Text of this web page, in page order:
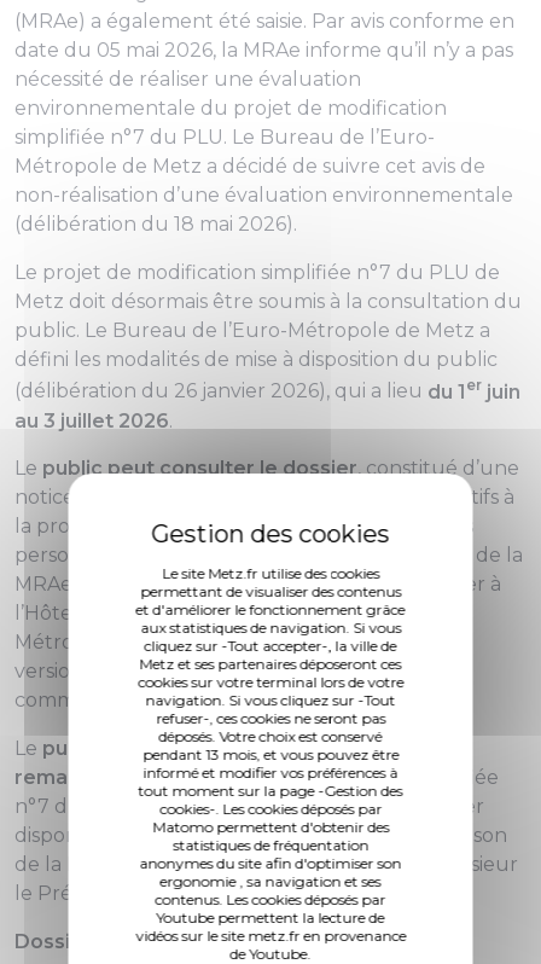
Le site Metz.fr utilise des cookies
permettant de visualiser des contenus
et d'améliorer le fonctionnement grâce
aux statistiques de navigation. Si vous
cliquez sur -Tout accepter-, la ville de
Metz et ses partenaires déposeront ces
cookies sur votre terminal lors de votre
navigation. Si vous cliquez sur -Tout
refuser-, ces cookies ne seront pas
déposés. Votre choix est conservé
pendant 13 mois, et vous pouvez être
informé et modifier vos préférences à
tout moment sur la page -Gestion des
cookies-. Les cookies déposés par
Matomo permettent d'obtenir des
statistiques de fréquentation
anonymes du site afin d'optimiser son
ergonomie , sa navigation et ses
contenus. Les cookies déposés par
Youtube permettent la lecture de
vidéos sur le site metz.fr en provenance
de Youtube.
(MRAe) a également été saisie. Par avis conforme en
date du 05 mai 2026, la MRAe informe qu’il n’y a pas
nécessité de réaliser une évaluation
environnementale du projet de modification
simplifiée n°7 du PLU. Le Bureau de l’Euro-
Métropole de Metz a décidé de suivre cet avis de
non-réalisation d’une évaluation environnementale
(délibération du 18 mai 2026).
Le projet de modification simplifiée n°7 du PLU de
Metz doit désormais être soumis à la consultation du
public. Le Bureau de l’Euro-Métropole de Metz a
défini les modalités de mise à disposition du public
(délibération du 26 janvier 2026), qui a lieu du 1 er juin
au 3 juillet 2026.
Le public peut consulter le dossier, constitué d’une
notice explicative, des actes d'administratifs relatifs à
la procédure (arrêté, délibérations), de l’avis des
personnes publiques associées et de la décision de la
MRAe. Ce dossier est disponible en version papier à
l’Hôtel de Ville de Metz et à la Maison de la
Métropole. Il peut également être consulté en
version dématérialisée sur le site internet de la
commune et sur cette page (ci-dessous).
Le public
peut consigner ses observations et
remarques
sur le projet de modification simplifiée
n°7 du PLU de Metz sur l’un des registres papier
disponibles à l’Hôtel de Ville de Metz ou à la Maison
de la Métropole, ou adresser un courrier à Monsieur
le Président de l’Euro-Métropole de Metz.
Dossier mis à la disposition du public :